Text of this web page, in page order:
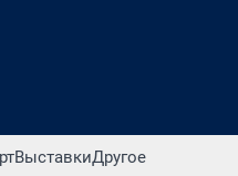
ВыставкиДругое